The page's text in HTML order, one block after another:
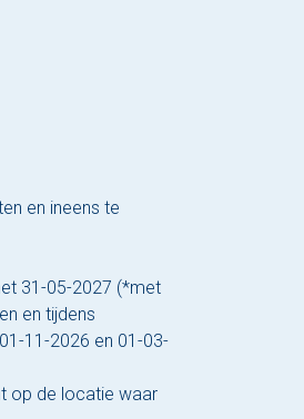
en ineens te
31-05-2027 (*met
en tijdens
11-2026 en 01-03-
op de locatie waar